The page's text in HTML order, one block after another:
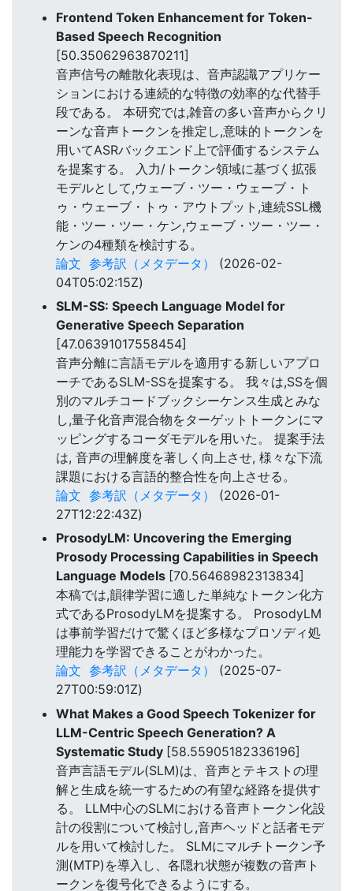
Frontend Token Enhancement for Token-
Based Speech Recognition
[50.35062963870211]
音声信号の離散化表現は、音声認識アプリケー
ションにおける連続的な特徴の効率的な代替手
段である。 本研究では,雑音の多い音声からクリ
ーンな音声トークンを推定し,意味的トークンを
用いてASRバックエンド上で評価するシステム
を提案する。 入力/トークン領域に基づく拡張
モデルとして,ウェーブ・ツー・ウェーブ・ト
ゥ・ウェーブ・トゥ・アウトプット,連続SSL機
能・ツー・ツー・ケン,ウェーブ・ツー・ツー・
ケンの4種類を検討する。
論文 参考訳（メタデータ）
(2026-02-
04T05:02:15Z)
SLM-SS: Speech Language Model for
Generative Speech Separation
[47.06391017558454]
音声分離に言語モデルを適用する新しいアプロ
ーチであるSLM-SSを提案する。 我々は,SSを個
別のマルチコードブックシーケンス生成とみな
し,量子化音声混合物をターゲットトークンにマ
ッピングするコーダモデルを用いた。 提案手法
は, 音声の理解度を著しく向上させ, 様々な下流
課題における言語的整合性を向上させる。
論文 参考訳（メタデータ）
(2026-01-
27T12:22:43Z)
ProsodyLM: Uncovering the Emerging
Prosody Processing Capabilities in Speech
Language Models [70.56468982313834]
本稿では,韻律学習に適した単純なトークン化方
式であるProsodyLMを提案する。 ProsodyLM
は事前学習だけで驚くほど多様なプロソディ処
理能力を学習できることがわかった。
論文 参考訳（メタデータ）
(2025-07-
27T00:59:01Z)
What Makes a Good Speech Tokenizer for
LLM-Centric Speech Generation? A
Systematic Study [58.55905182336196]
音声言語モデル(SLM)は、音声とテキストの理
解と生成を統一するための有望な経路を提供す
る。 LLM中心のSLMにおける音声トークン化設
計の役割について検討し,音声ヘッドと話者モデ
ルを用いて検討した。 SLMにマルチトークン予
測(MTP)を導入し、各隠れ状態が複数の音声ト
ークンを復号化できるようにする。